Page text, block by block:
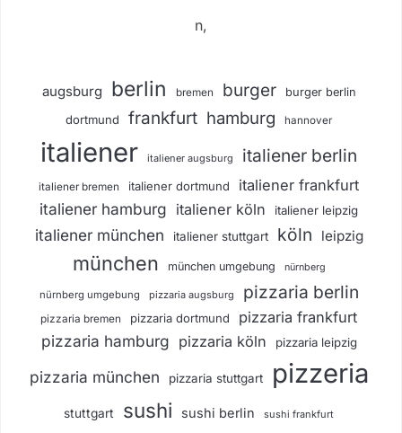
n,
augsburg berlin bremen burger burger berlin
dortmund frankfurt hamburg hannover
italiener italiener augsburg italiener berlin
italiener bremen italiener dortmund italiener frankfurt
italiener hamburg italiener köln italiener leipzig
italiener münchen italiener stuttgart köln leipzig
münchen münchen umgebung nürnberg
nürnberg umgebung pizzaria augsburg pizzaria berlin
pizzaria bremen pizzaria dortmund pizzaria frankfurt
pizzaria hamburg pizzaria köln pizzaria leipzig
pizzaria münchen pizzaria stuttgart pizzeria
stuttgart sushi sushi berlin sushi frankfurt